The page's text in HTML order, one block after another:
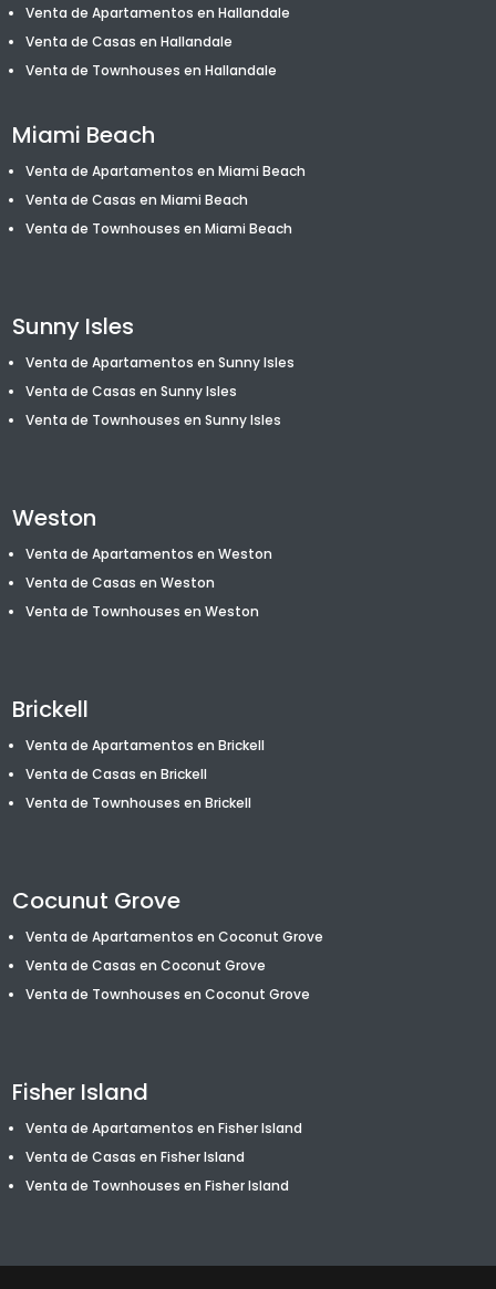
Venta de Apartamentos en Hallandale
Venta de Casas en Hallandale
Venta de Townhouses en Hallandale
Miami Beach
Venta de Apartamentos en Miami Beach
Venta de Casas en Miami Beach
Venta de Townhouses en Miami Beach
Sunny Isles
Venta de Apartamentos en Sunny Isles
Venta de Casas en Sunny Isles
Venta de Townhouses en Sunny Isles
Weston
Venta de Apartamentos en Weston
Venta de Casas en Weston
Venta de Townhouses en Weston
Brickell
Venta de Apartamentos en Brickell
Venta de Casas en Brickell
Venta de Townhouses en Brickell
Cocunut Grove
Venta de Apartamentos en Coconut Grove
Venta de Casas en Coconut Grove
Venta de Townhouses en Coconut Grove
Fisher Island
Venta de Apartamentos en Fisher Island
Venta de Casas en Fisher Island
Venta de Townhouses en Fisher Island